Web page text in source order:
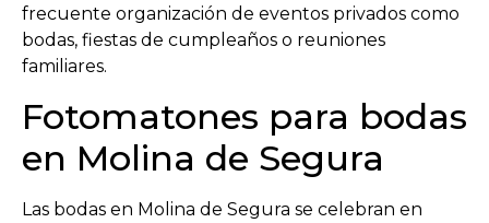
frecuente organización de eventos privados como
bodas, fiestas de cumpleaños o reuniones
familiares.
Fotomatones para bodas
en Molina de Segura
Las bodas en Molina de Segura se celebran en